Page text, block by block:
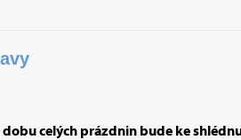
celých prázdnin bude ke